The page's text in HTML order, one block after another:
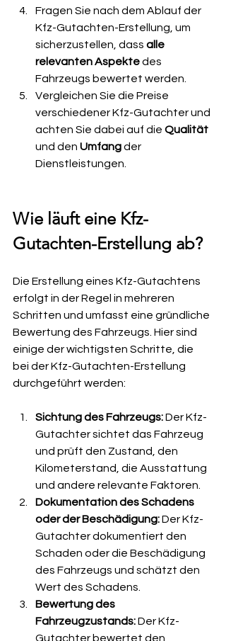
Fragen Sie nach dem Ablauf der
Kfz-Gutachten-Erstellung, um
sicherzustellen, dass alle
relevanten Aspekte des
Fahrzeugs bewertet werden.
Vergleichen Sie die Preise
verschiedener Kfz-Gutachter und
achten Sie dabei auf die Qualität
und den Umfang der
Dienstleistungen.
Wie läuft eine Kfz-
Gutachten-Erstellung ab?
Die Erstellung eines Kfz-Gutachtens
erfolgt in der Regel in mehreren
Schritten und umfasst eine gründliche
Bewertung des Fahrzeugs. Hier sind
einige der wichtigsten Schritte, die
bei der Kfz-Gutachten-Erstellung
durchgeführt werden:
Sichtung des Fahrzeugs: Der Kfz-
Gutachter sichtet das Fahrzeug
und prüft den Zustand, den
Kilometerstand, die Ausstattung
und andere relevante Faktoren.
Dokumentation des Schadens
oder der Beschädigung: Der Kfz-
Gutachter dokumentiert den
Schaden oder die Beschädigung
des Fahrzeugs und schätzt den
Wert des Schadens.
Bewertung des
Fahrzeugzustands: Der Kfz-
Gutachter bewertet den